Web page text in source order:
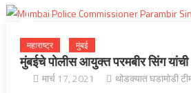
महाराष्ट्र मुंबई
मुंबईचे पोलीस आयुक्त परमबीर सिंग
मार्च 17, 2021 थोडक्यात घडामोडी